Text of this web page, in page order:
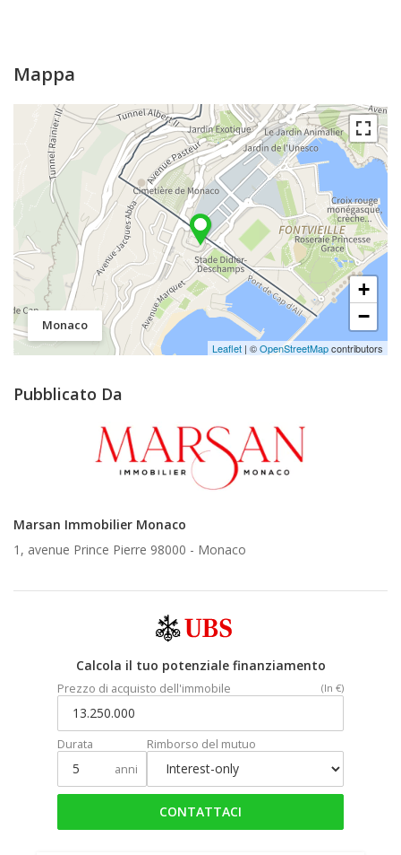
Mappa
Monaco
+
−
Leaflet | ©OpenStreetMapcontributors
Pubblicato Da
Marsan Immobilier Monaco
1, avenue Prince Pierre 98000 - Monaco
Calcola il tuo potenziale finanziamento
Prezzo di acquisto dell'immobile (In €)
Durata
anni
Rimborso del mutuo
CONTATTACI